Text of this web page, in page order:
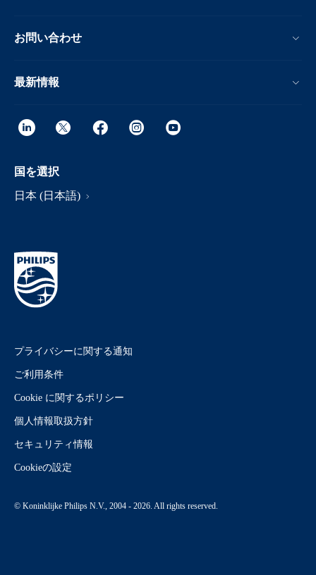
お問い合わせ
最新情報
国を選択
日本 (日本語)
プライバシーに関する通知
ご利用条件
Cookie に関するポリシー
個人情報取扱方針
セキュリティ情報
Cookieの設定
© Koninklijke Philips N.V., 2004 - 2026. All rights reserved.